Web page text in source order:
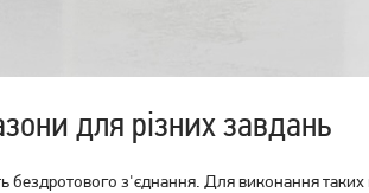
для різних завдань
бездротового з'єднання. Для виконання